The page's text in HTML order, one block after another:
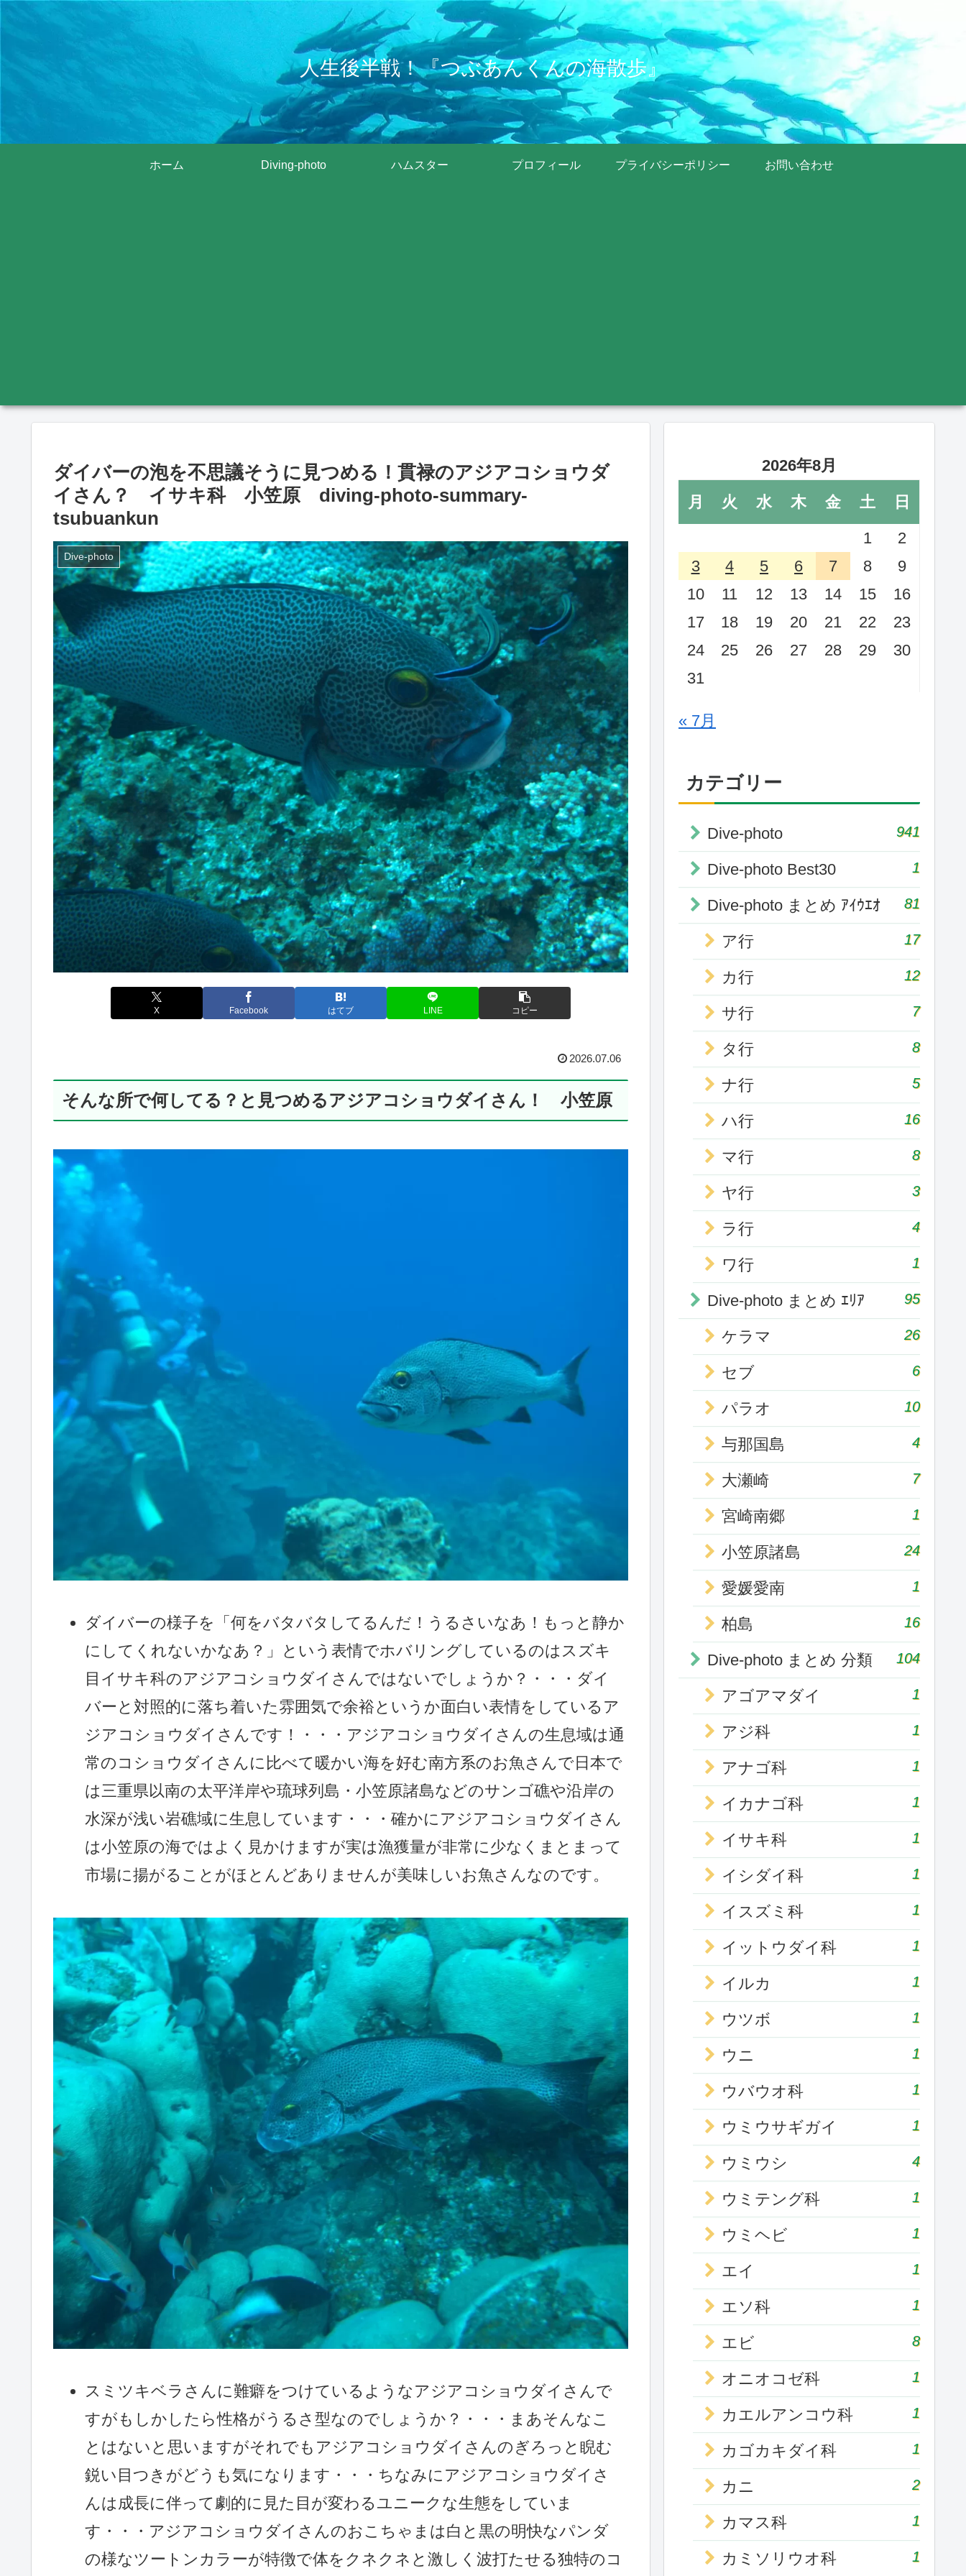
人生後半戦！『つぶあんくんの海散歩』
ホーム Diving-photo ハムスター プロフィール プライバシーポリシー お問い合わせ
ダイバーの泡を不思議そうに見つめる！貫禄のアジアコショウダ
イさん？ イサキ科 小笠原 diving-photo-summary-
tsubuankun
Dive-photo
X Facebook はてブ LINE コピー
2026.07.06
そんな所で何してる？と見つめるアジアコショウダイさん！ 小笠原
ダイバーの様子を「何をバタバタしてるんだ！うるさいなあ！もっと静か
にしてくれないかなあ？」という表情でホバリングしているのはスズキ
目イサキ科のアジアコショウダイさんではないでしょうか？・・・ダイ
バーと対照的に落ち着いた雰囲気で余裕というか面白い表情をしているア
ジアコショウダイさんです！・・・アジアコショウダイさんの生息域は通
常のコショウダイさんに比べて暖かい海を好む南方系のお魚さんで日本で
は三重県以南の太平洋岸や琉球列島・小笠原諸島などのサンゴ礁や沿岸の
水深が浅い岩礁域に生息しています・・・確かにアジアコショウダイさん
は小笠原の海ではよく見かけますが実は漁獲量が非常に少なくまとまって
市場に揚がることがほとんどありませんが美味しいお魚さんなのです。
スミツキベラさんに難癖をつけているようなアジアコショウダイさんで
すがもしかしたら性格がうるさ型なのでしょうか？・・・まあそんなこ
とはないと思いますがそれでもアジアコショウダイさんのぎろっと睨む
鋭い目つきがどうも気になります・・・ちなみにアジアコショウダイさ
んは成長に伴って劇的に見た目が変わるユニークな生態をしていま
す・・・アジアコショウダイさんのおこちゃまは白と黒の明快なパンダ
の様なツートンカラーが特徴で体をクネクネと激しく波打たせる独特のコ
2026年8月
月 火 水 木 金 土
日
1
2
3
4 5 6 7 8
9
10
11 12 13 14 15
16
17
18 19 20 21 22
23
24
25 26 27 28 29
30
31
« 7月
カテゴリー
Dive-photo 941
Dive-photo Best30 1
Dive-photo まとめ ｱｲｳｴｵ 81
ア行 17
カ行 12
サ行 7
タ行 8
ナ行 5
ハ行 16
マ行 8
ヤ行 3
ラ行 4
ワ行 1
Dive-photo まとめ ｴﾘｱ 95
ケラマ 26
セブ 6
パラオ 10
与那国島 4
大瀬崎 7
宮崎南郷 1
小笠原諸島 24
愛媛愛南 1
柏島 16
Dive-photo まとめ 分類 104
アゴアマダイ 1
アジ科 1
アナゴ科 1
イカナゴ科 1
イサキ科 1
イシダイ科 1
イスズミ科 1
イットウダイ科 1
イルカ 1
ウツボ 1
ウニ 1
ウバウオ科 1
ウミウサギガイ 1
ウミウシ 4
ウミテング科 1
ウミヘビ 1
エイ 1
エソ科 1
エビ 8
オニオコゼ科 1
カエルアンコウ科 1
カゴカキダイ科 1
カニ 2
カマス科 1
カミソリウオ科 1